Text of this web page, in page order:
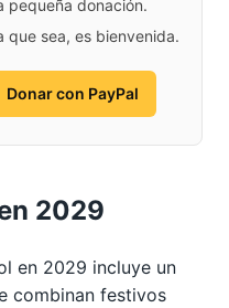
pequeña donación.
que sea, es bienvenida.
Donar con PayPal
2029
en 2029 incluye un
combinan festivos